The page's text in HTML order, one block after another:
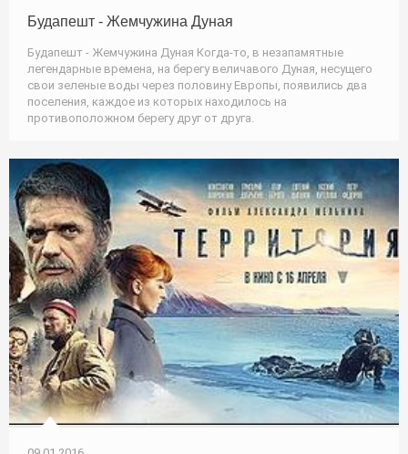
Будапешт - Жемчужина Дуная
Будапешт - Жемчужина Дуная Когда-то, в незапамятные
легендарные времена, на берегу величавого Дуная, несущего
свои зеленые воды через половину Европы, появились два
поселения, каждое из которых находилось на
противоположном берегу друг от друга.